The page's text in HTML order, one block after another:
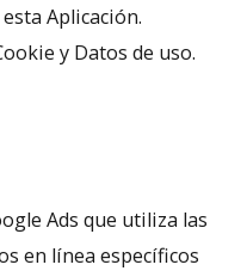
Aplicación.
y Datos de uso.
Ads que utiliza las
en línea específicos